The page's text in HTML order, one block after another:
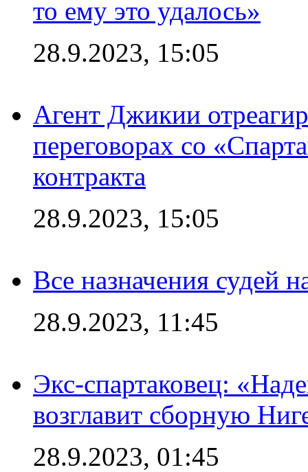
то ему это удалось»
28.9.2023, 15:05
Агент Джикии
переговорах со
контракта
28.9.2023, 15:05
Все назначения судей
28.9.2023, 11:45
Экс-спартаковец:
возглавит сборную
28.9.2023, 01:45